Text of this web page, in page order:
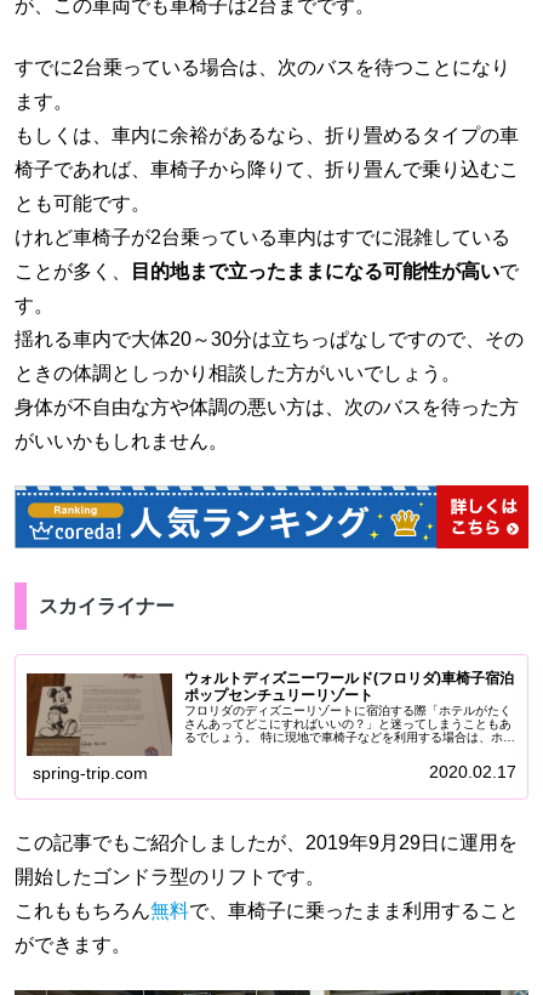
が、この車両でも車椅子は2台までです。
すでに2台乗っている場合は、次のバスを待つことになり
ます。
もしくは、車内に余裕があるなら、折り畳めるタイプの車
椅子であれば、車椅子から降りて、折り畳んで乗り込むこ
とも可能です。
けれど車椅子が2台乗っている車内はすでに混雑している
ことが多く、
目的地まで立ったままになる可能性が高いで
す。
揺れる車内で大体20～30分は立ちっぱなしですので、その
ときの体調としっかり相談した方がいいでしょう。
身体が不自由な方や体調の悪い方は、次のバスを待った方
がいいかもしれません。
スカイライナー
ウォルトディズニーワールド(フロリダ)車椅子宿泊
ポップセンチュリーリゾート
フロリダのディズニーリゾートに宿泊する際「ホテルがたく
さんあってどこにすればいいの？」と迷ってしまうこともあ
るでしょう。 特に現地で車椅子などを利用する場合は、ホテ
spring-trip.com 2020.02.17
この記事でもご紹介しましたが、2019年9月29日に運用を
開始したゴンドラ型のリフトです。
これももちろん無料で、車椅子に乗ったまま利用すること
ができます。